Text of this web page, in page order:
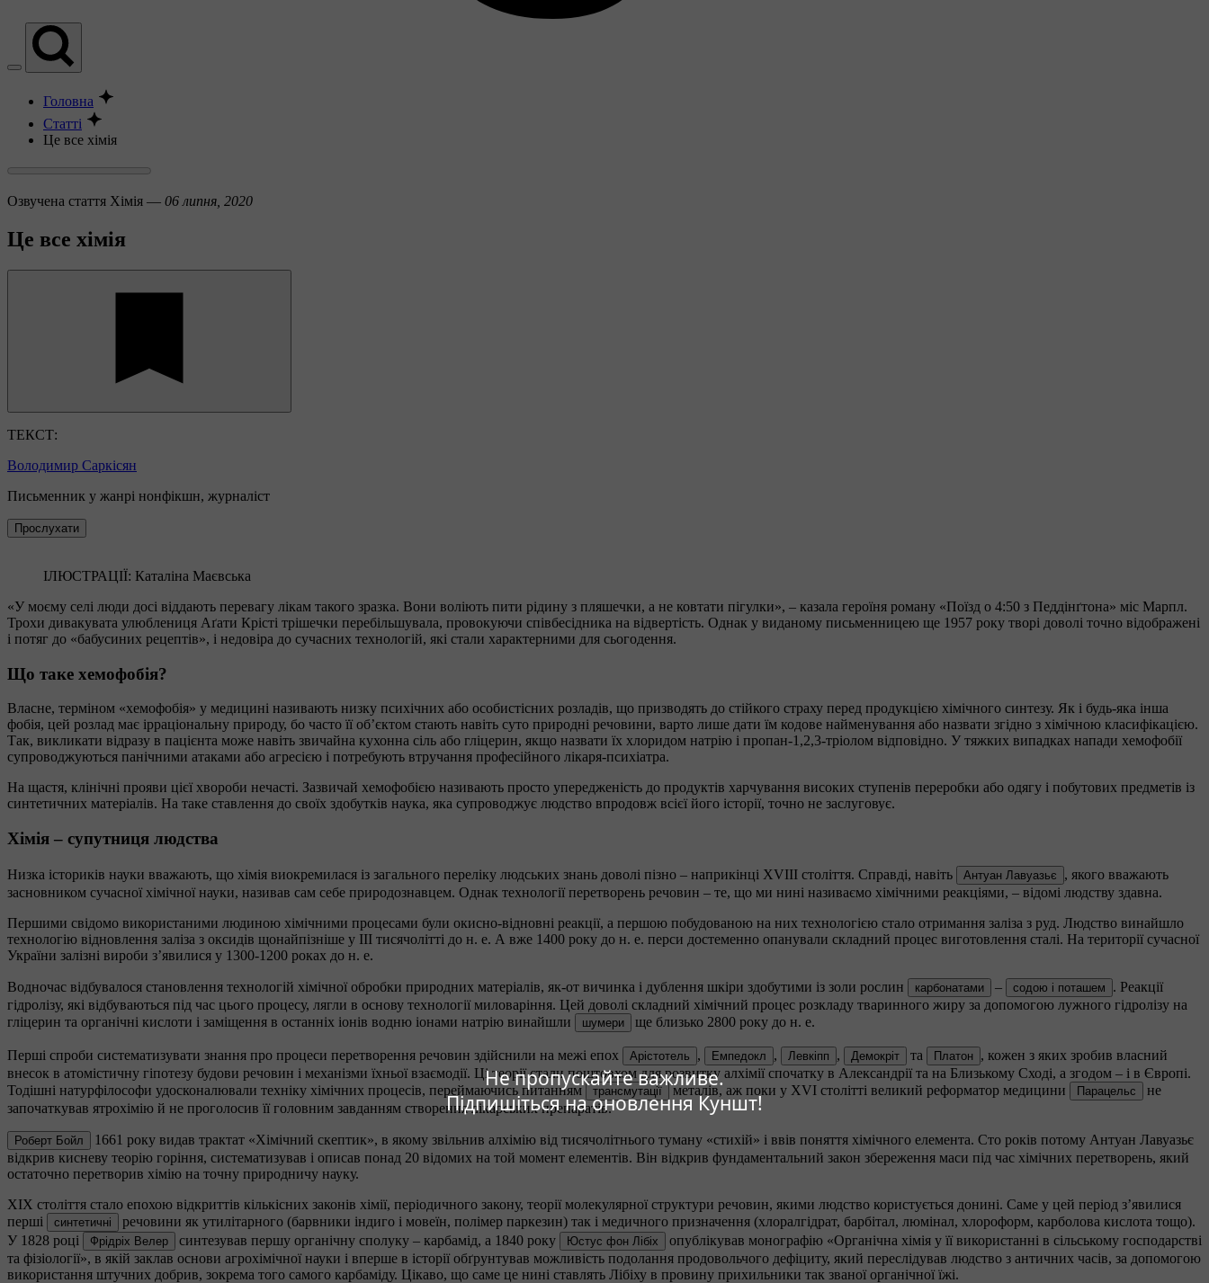
Не пропускайте важливе.
Підпишіться на оновлення Куншт!
Головна
Статті
Це все хімія
Озвучена стаття Хімія — 06 липня, 2020
Це все хімія
ТЕКСТ:
Володимир Саркісян
Письменник у жанрі нонфікшн, журналіст
Прослухати
ІЛЮСТРАЦІЇ: Каталіна Маєвська
«У моєму селі люди досі віддають перевагу лікам такого зразка. Вони воліють пити рідину з пляшечки, а не ковтати пігулки», – казала героїня роману «Поїзд о 4:50 з Педдінґтона» міс Марпл.
Трохи дивакувата улюблениця Аґати Крісті трішечки перебільшувала, провокуючи співбесідника на відвертість. Однак у виданому письменницею ще 1957 року творі доволі точно відображені
і потяг до «бабусиних рецептів», і недовіра до сучасних технологій, які стали характерними для сьогодення.
Що таке хемофобія?
Власне, терміном «хемофобія» у медицині називають низку психічних або особистісних розладів, що призводять до стійкого страху перед продукцією хімічного синтезу. Як і будь-яка інша
фобія, цей розлад має ірраціональну природу, бо часто її об’єктом стають навіть суто природні речовини, варто лише дати їм кодове найменування або назвати згідно з хімічною класифікацією.
Так, викликати відразу в пацієнта може навіть звичайна кухонна сіль або гліцерин, якщо назвати їх хлоридом натрію і пропан-1,2,3-тріолом відповідно. У тяжких випадках напади хемофобії
супроводжуються панічними атаками або агресією і потребують втручання професійного лікаря-психіатра.
На щастя, клінічні прояви цієї хвороби нечасті. Зазвичай хемофобією називають просто упередженість до продуктів харчування високих ступенів переробки або одягу і побутових предметів із
синтетичних матеріалів. На таке ставлення до своїх здобутків наука, яка супроводжує людство впродовж всієї його історії, точно не заслуговує.
Хімія – супутниця людства
Низка істориків науки вважають, що хімія виокремилася із загального переліку людських знань доволі пізно – наприкінці XVIII століття. Справді, навіть Антуан Лавуазьє
, якого вважають
засновником сучасної хімічної науки, називав сам себе природознавцем. Однак технології перетворень речовин – те, що ми нині називаємо хімічними реакціями, – відомі людству здавна.
Першими свідомо використаними людиною хімічними процесами були окисно-відновні реакції, а першою побудованою на них технологією стало отримання заліза з руд. Людство винайшло
технологію відновлення заліза з оксидів щонайпізніше у ІІІ тисячолітті до н. е. А вже 1400 року до н. е. перси достеменно опанували складний процес виготовлення сталі. На території сучасної
України залізні вироби з’явилися у 1300-1200 роках до н. е.
Водночас відбувалося становлення технологій хімічної обробки природних матеріалів, як-от вичинка і дублення шкіри здобутими із золи рослин карбонатами – содою і поташем
. Реакції
гідролізу, які відбуваються під час цього процесу, лягли в основу технології миловаріння. Цей доволі складний хімічний процес розкладу тваринного жиру за допомогою лужного гідролізу на
гліцерин та органічні кислоти і заміщення в останніх іонів водню іонами натрію винайшли
шумери ще близько 2800 року до н. е.
Перші спроби систематизувати знання про процеси перетворення речовин здійснили на межі епох Арістотель , Емпедокл , Левкіпп , Демокріт та Платон , кожен з яких зробив власний
внесок в атомістичну гіпотезу будови речовин і механізми їхньої взаємодії. Ці теорії стали поштовхом для розвитку алхімії спочатку в Александрії та на Близькому Сході, а згодом – і в Європі.
Тодішні натурфілософи удосконалювали техніку хімічних процесів, переймаючись питанням
трансмутації металів, аж поки у XVI столітті великий реформатор медицини Парацельс
не
започаткував ятрохімію й не проголосив її головним завданням створення лікарських препаратів.
Роберт Бойл
1661 року видав трактат «Хімічний скептик», в якому звільнив алхімію від тисячолітнього туману «стихій» і ввів поняття хімічного елемента. Сто років потому Антуан Лавуазьє
відкрив кисневу теорію горіння, систематизував і описав понад 20 відомих на той момент елементів. Він відкрив фундаментальний закон збереження маси під час хімічних перетворень, який
остаточно перетворив хімію на точну природничу науку.
XIX століття стало епохою відкриттів кількісних законів хімії, періодичного закону, теорії молекулярної структури речовин, якими людство користується донині. Саме у цей період з’явилися
перші
синтетичні
речовини як утилітарного (барвники індиго і мовеїн, полімер паркезин) так і медичного призначення (хлоралгідрат, барбітал, люмінал, хлороформ, карболова кислота тощо).
У 1828 році
Фрідріх Велер синтезував першу органічну сполуку – карбамід, а 1840 року Юстус фон Лібіх
опублікував монографію «Органічна хімія у її використанні в сільському господарстві
та фізіології», в якій заклав основи агрохімічної науки і вперше в історії обґрунтував можливість подолання продовольчого дефіциту, який переслідував людство з античних часів, за допомогою
використання штучних добрив, зокрема того самого карбаміду. Цікаво, що саме це нині ставлять Лібіху в провину прихильники так званої органічної їжі.